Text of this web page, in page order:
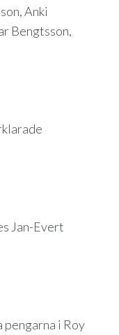
Anki
Bengtsson,
Jan-Evert
i Roy